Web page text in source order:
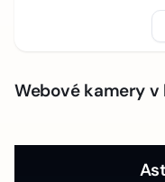
Webové kamery v